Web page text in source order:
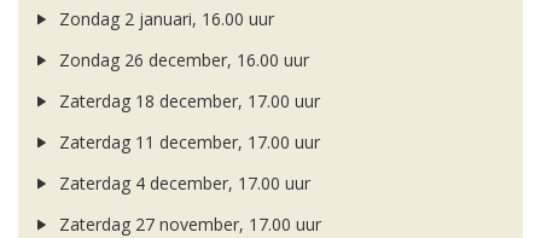
Zondag 2 januari, 16.00 uur
Zondag 26 december, 16.00 uur
Zaterdag 18 december, 17.00 uur
Zaterdag 11 december, 17.00 uur
Zaterdag 4 december, 17.00 uur
Zaterdag 27 november, 17.00 uur